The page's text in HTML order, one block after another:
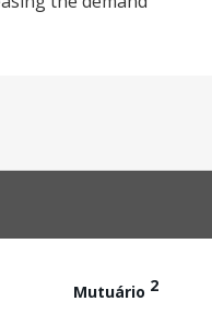
Mutuário 2